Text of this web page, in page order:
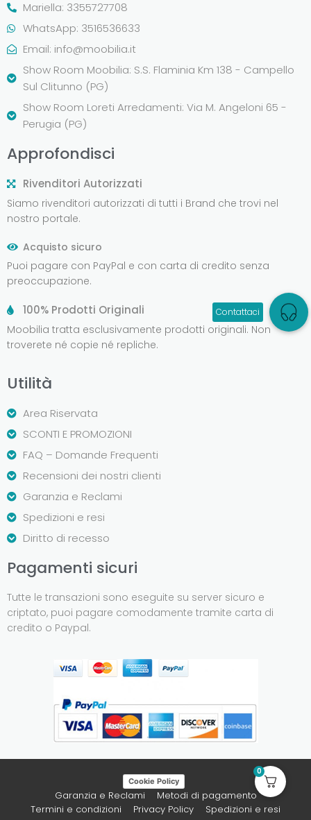
Mariella: 3355727708
WhatsApp: 3516536633
Email: info@moobilia.it
Show Room Moobilia: S.S. Flaminia Km 138 - Campello
Sul Clitunno (PG)
Show Room Loreti Arredamenti: Via M. Angeloni 65 -
Perugia (PG)
Approfondisci
Rivenditori Autorizzati
Siamo rivenditori autorizzati di tutti i Brand che trovi nel
nostro portale.
Acquisto sicuro
Puoi pagare con PayPal e con carta di credito senza
preoccupazione.
100% Prodotti Originali
Moobilia tratta esclusivamente prodotti originali. Non
troverete né copie né repliche.
Utilità
Area Riservata
SCONTI E PROMOZIONI
FAQ – Domande Frequenti
Recensioni dei nostri clienti
Garanzia e Reclami
Spedizioni e resi
Diritto di recesso
Pagamenti sicuri
Tutte le transazioni sono eseguite su server sicuro e
criptato, puoi pagare comodamente tramite carta di
credito o Paypal.
Cookie Policy
Garanzia e Reclami
Metodi di pagamento
Termini e condizioni
Privacy Policy
Spedizioni e resi
0